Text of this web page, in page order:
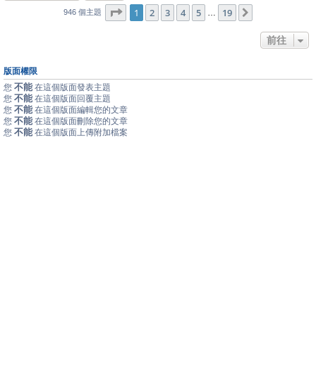
946 個主題 第1 頁 (共 19頁)
1 2 3 4 5 … 19
前往
版面權限
您 不能 在這個版面發表主題
您 不能 在這個版面回覆主題
您 不能 在這個版面編輯您的文章
您 不能 在這個版面刪除您的文章
您 不能 在這個版面上傳附加檔案